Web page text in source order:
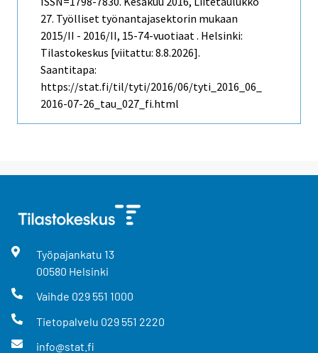
27. Työlliset työnantajasektorin mukaan
2015/II - 2016/II, 15-74-vuotiaat . Helsinki:
Tilastokeskus [viitattu: 8.8.2026].
Saantitapa:
https://stat.fi/til/tyti/2016/06/tyti_2016_06_
2016-07-26_tau_027_fi.html
Työpajankatu 13
00580 Helsinki
Vaihde 029 551 1000
Tietopalvelu 029 551 2220
info@stat.fi